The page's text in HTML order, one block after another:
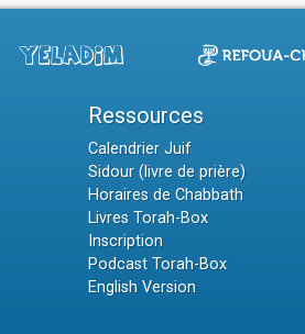
Ressources
Calendrier Juif
Sidour (livre de prière)
Horaires de Chabbath
Livres Torah-Box
Inscription
Podcast Torah-Box
English Version